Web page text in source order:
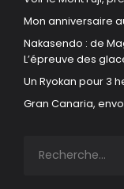
Mon anniversaire
Nakasendo : de
L’épreuve des
Un Ryokan pour 3
Gran Canaria,